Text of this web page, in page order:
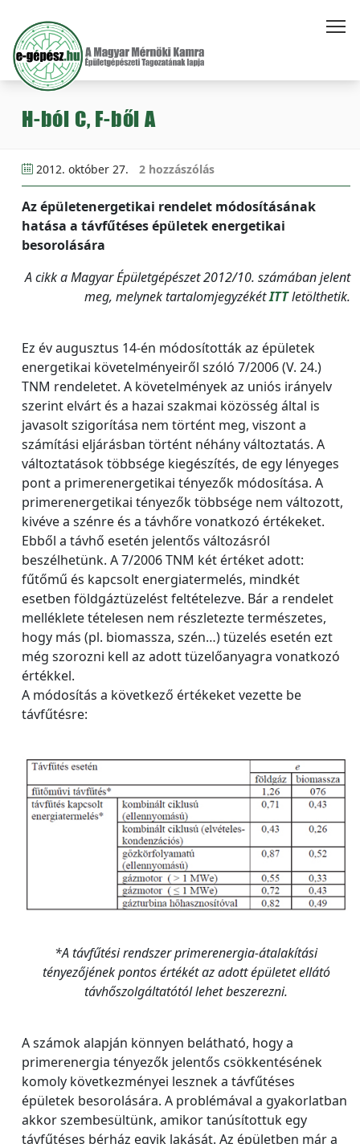
H-ból C, F-ből A
2012. október 27. 2 hozzászólás
Az épületenergetikai rendelet módosításának
hatása a távfűtéses épületek energetikai
besorolására
A cikk a Magyar Épületgépészet 2012/10. számában jelent
meg, melynek tartalomjegyzékétITTletölthetik.
Ez év augusztus 14-én módosították az épületek
energetikai követelményeiről szóló 7/2006 (V. 24.)
TNM rendeletet. A követelmények az uniós irányelv
szerint elvárt és a hazai szakmai közösség által is
javasolt szigorítása nem történt meg, viszont a
számítási eljárásban történt néhány változtatás. A
változtatások többsége kiegészítés, de egy lényeges
pont a primerenergetikai tényezők módosítása. A
primerenergetikai tényezők többsége nem változott,
kivéve a szénre és a távhőre vonatkozó értékeket.
Ebből a távhő esetén jelentős változásról
beszélhetünk. A 7/2006 TNM két értéket adott:
fűtőmű és kapcsolt energiatermelés, mindkét
esetben földgáztüzelést feltételezve. Bár a rendelet
melléklete tételesen nem részletezte természetes,
hogy más (pl. biomassza, szén…) tüzelés esetén ezt
még szorozni kell az adott tüzelőanyagra vonatkozó
értékkel.
A módosítás a következő értékeket vezette be
távfűtésre:
*A távfűtési rendszer primerenergia-átalakítási
tényezőjének pontos értékét az adott épületet ellátó
távhőszolgáltatótól lehet beszerezni.
A számok alapján könnyen belátható, hogy a
primerenergia tényezők jelentős csökkentésének
komoly következményei lesznek a távfűtéses
épületek besorolására. A problémával a gyakorlatban
akkor szembesültünk, amikor tanúsítottuk egy
távfűtéses bérház egyik lakását. Az épületben már a